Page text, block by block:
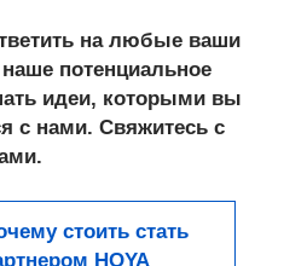
на любые ваши
потенциальное
идеи, которыми вы
с нами. Свяжитесь с
стоить стать
HOYA